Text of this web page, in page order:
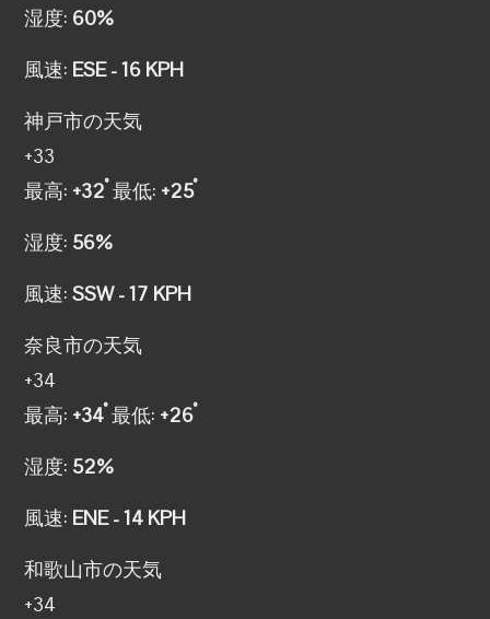
湿度: 60%
風速: ESE - 16 KPH
神戸市の天気
+33
最高: +32° 最低: +25°
湿度: 56%
風速:SSW - 17 KPH
奈良市の天気
+34
最高: +34° 最低: +26°
湿度: 52%
風速: ENE - 14 KPH
和歌山市の天気
+34